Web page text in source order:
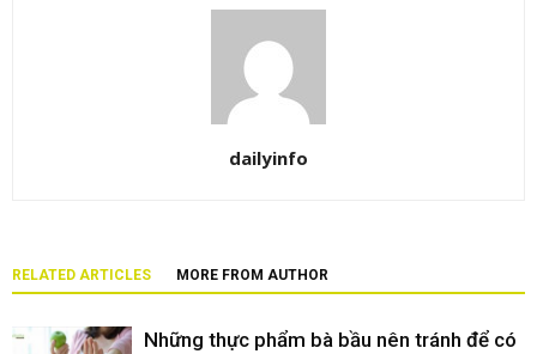
dailyinfo
RELATED ARTICLES MORE FROM AUTHOR
Những thực phẩm bà bầu nên tránh để có